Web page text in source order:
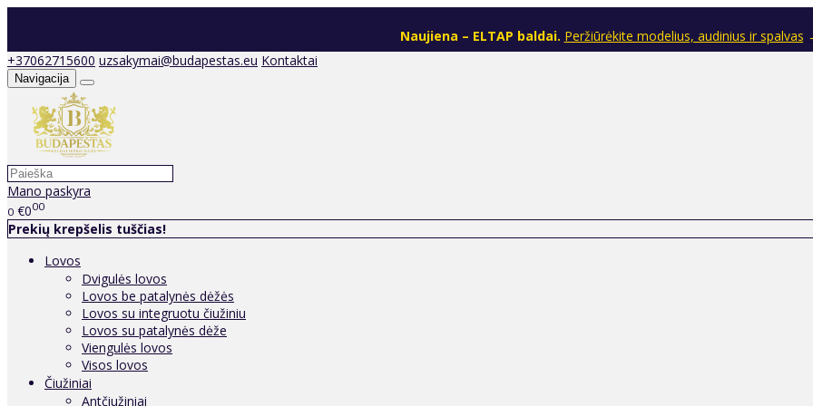
Naujiena – ELTAP baldai. Peržiūrėkite modelius, audinius ir spalvas
+37062715600 uzsakymai@budapestas.eu Kontaktai
Navigacija
Mano paskyra
0 €000
Prekių krepšelis tuščias!
Lovos
Dvigulės lovos
Lovos be patalynės dėžės
Lovos su integruotu čiužiniu
Lovos su patalynės dėže
Viengulės lovos
Visos lovos
Čiužiniai
Antčiužiniai